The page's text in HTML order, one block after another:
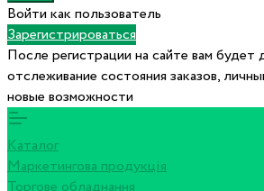
Войти как пользователь
Зарегистрироваться
После регистрации на сайте вам будет
отслеживание состояния заказов,
новые возможности
Каталог
Маркетингова продукція